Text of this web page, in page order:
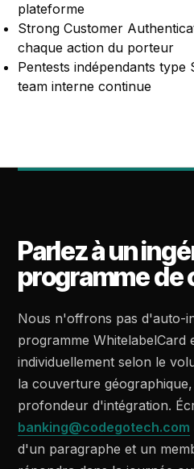
plateforme
Strong Customer
chaque action du porteur
Pentests indépendants type
team interne continue
Parlez à un
programme de
Nous n'offrons pas d'auto-
programme WhitelabelCard
individuellement selon le
la couverture
profondeur d'intégration.
banking@codegotech.com
d'un paragraphe et un